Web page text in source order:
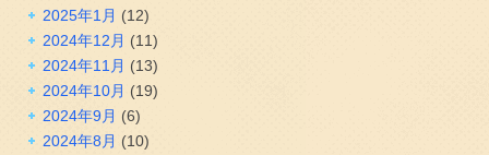
2025年1月 (12)
2024年12月 (11)
2024年11月 (13)
2024年10月 (19)
2024年9月 (6)
2024年8月 (10)